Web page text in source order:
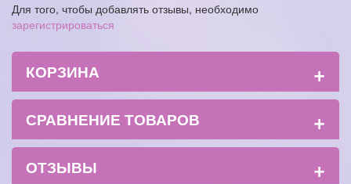
Для того, чтобы добавлять отзывы, необходимо
зарегистрироваться
КОРЗИНА +
СРАВНЕНИЕ ТОВАРОВ +
ОТЗЫВЫ +